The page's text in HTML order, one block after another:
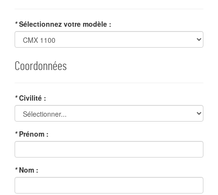
* Sélectionnez votre modèle :
Coordonnées
* Civilité :
* Prénom :
* Nom :